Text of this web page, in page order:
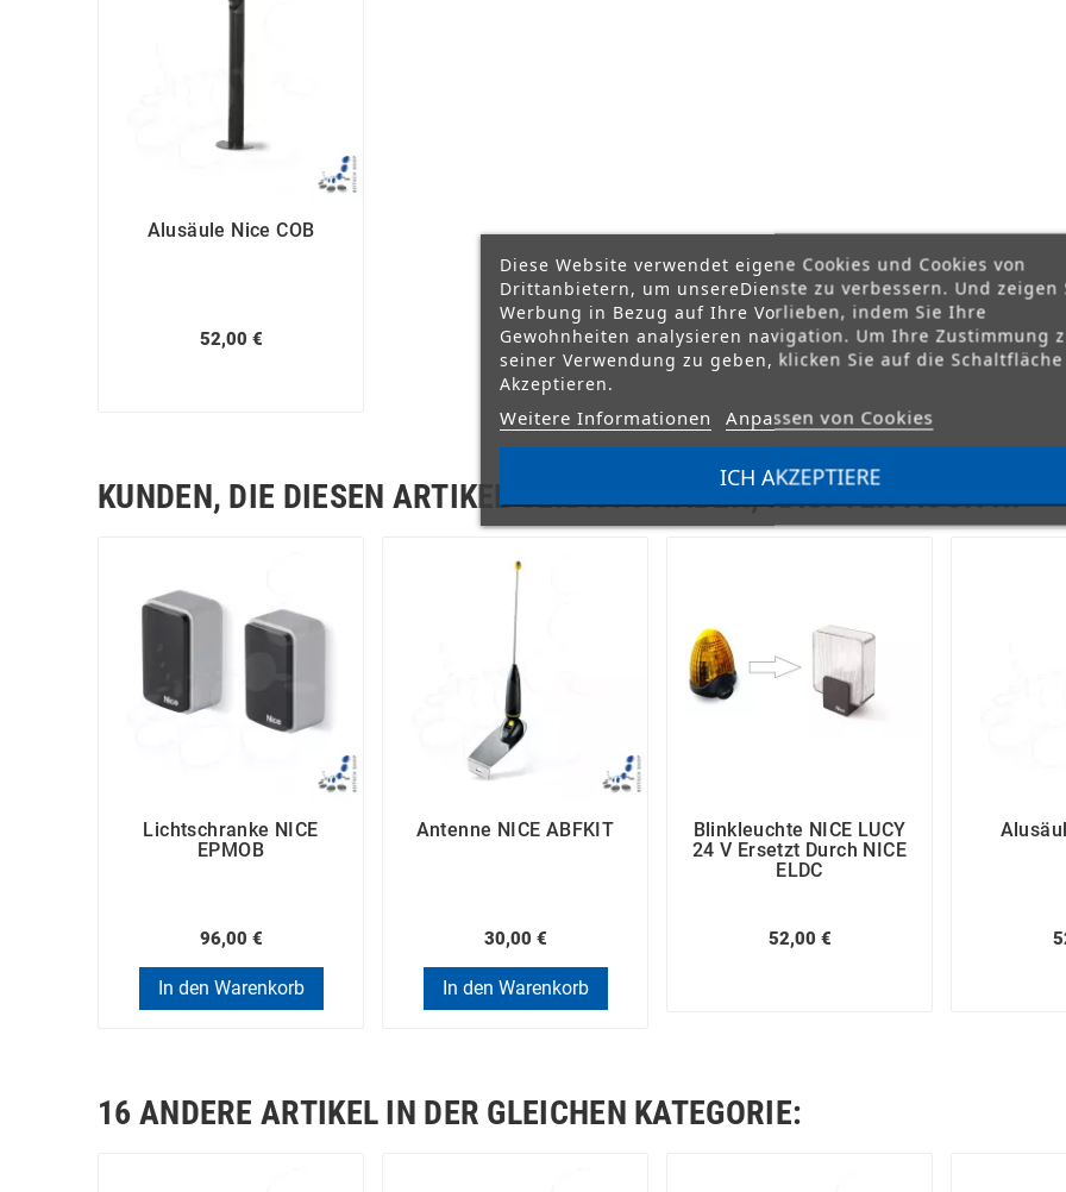
Alusäule Nice COB
52,00 €
KUNDEN, DIE DIESEN ARTIKEL GEKAUFT HABEN, KAUFTEN AUCH ...
Lichtschranke NICE
EPMOB
96,00 €
In den Warenkorb
Antenne NICE ABFKIT
30,00 €
In den Warenkorb
Blinkleuchte NICE LUCY
24 V Ersetzt Durch NICE
ELDC
52,00 €
16 ANDERE ARTIKEL IN DER GLEICHEN KATEGORIE:
Diese Website verwendet eigene Cookies und Cookies von
Drittanbietern, um unsereDienste zu verbessern. Und zeigen
Werbung in Bezug auf Ihre Vorlieben, indem Sie Ihre
Gewohnheiten analysieren navigation. Um Ihre Zustimmung
seiner Verwendung zu geben, klicken Sie auf die Schaltfläche
Akzeptieren.
Weitere Informationen Anpassen von Cookies
ICH AKZEPTIERE